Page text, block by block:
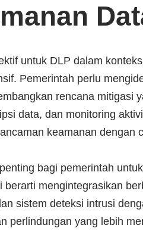
untuk DLP dalam
Pemerintah perlu
rencana mitigasi
data, dan monitoring
keamanan dengan
bagi pemerintah
berarti mengintegrasikan
sistem deteksi intrusi
perlindungan yang lebih